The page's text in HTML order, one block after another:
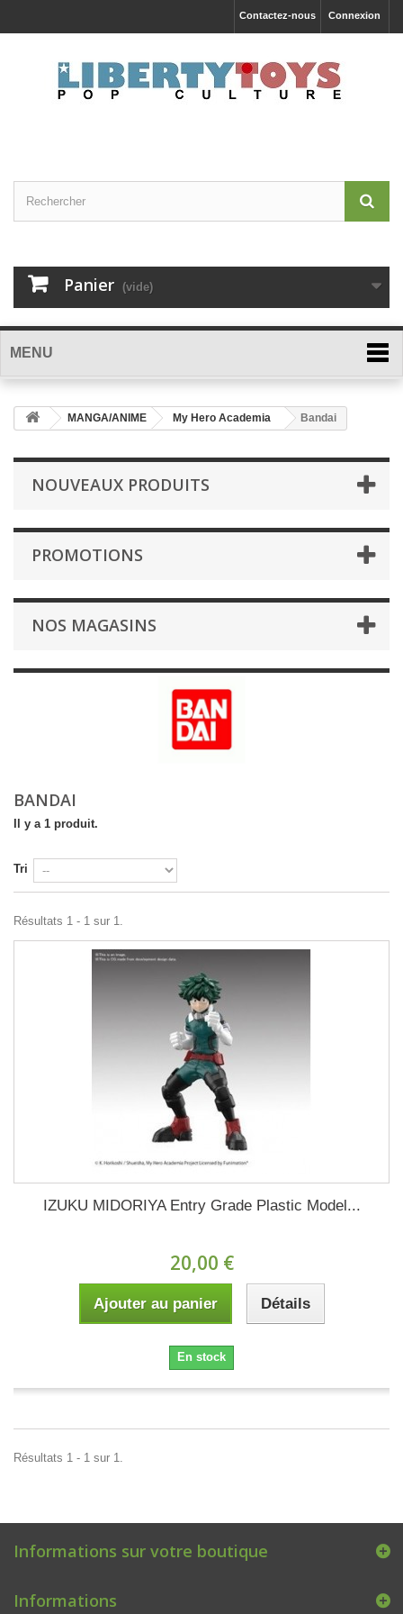
Connexion
Contactez-nous
Panier (vide)
MENU
MANGA/ANIME My Hero Academia Bandai
NOUVEAUX PRODUITS
PROMOTIONS
NOS MAGASINS
BANDAI
Il y a 1 produit.
Tri
Résultats 1 - 1 sur 1.
IZUKU MIDORIYA Entry Grade Plastic Model...
20,00 €
Ajouter au panier Détails
En stock
Résultats 1 - 1 sur 1.
Informations sur votre boutique
Informations